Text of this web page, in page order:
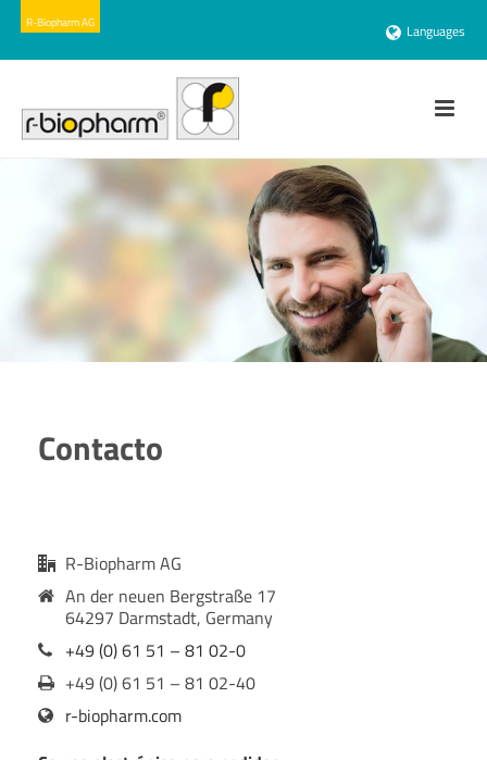
Languages
Contacto
R-Biopharm AG
An der neuen Bergstraße 17
64297 Darmstadt, Germany
+49 (0) 61 51 – 81 02-0
+49 (0) 61 51 – 81 02-40
r-biopharm.com